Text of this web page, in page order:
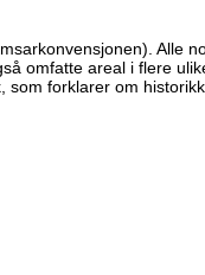
Alle
omfatte areal i flere
forklarer om